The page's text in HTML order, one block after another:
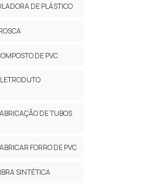
DE PLÁSTICO
DE PVC
DE TUBOS
FORRO DE PVC
SINTÉTICA